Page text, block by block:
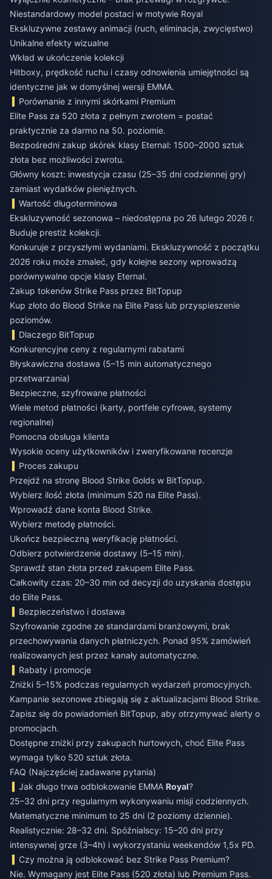
Niestandardowy model postaci w motywie Royal
Ekskluzywne zestawy animacji (ruch, eliminacja, zwycięstwo)
Unikalne efekty wizualne
Wkład w ukończenie kolekcji
Hitboxy, prędkość ruchu i czasy odnowienia umiejętności są
identyczne jak w domyślnej wersji EMMA.
Porównanie z innymi skórkami Premium
Elite Pass za 520 złota z pełnym zwrotem = postać
praktycznie za darmo na 50. poziomie.
Bezpośredni zakup skórek klasy Eternal: 1500–2000 sztuk
złota bez możliwości zwrotu.
Główny koszt: inwestycja czasu (25–35 dni codziennej gry)
zamiast wydatków pieniężnych.
Wartość długoterminowa
Ekskluzywność sezonowa – niedostępna po 26 lutego 2026 r.
Buduje prestiż kolekcji.
Konkuruje z przyszłymi wydaniami. Ekskluzywność z początku
2026 roku może zmaleć, gdy kolejne sezony wprowadzą
porównywalne opcje klasy Eternal.
Zakup tokenów Strike Pass przez BitTopup
Kup złoto do Blood Strike na Elite Pass lub przyspieszenie
poziomów.
Dlaczego BitTopup
Konkurencyjne ceny z regularnymi rabatami
Błyskawiczna dostawa (5–15 min automatycznego
przetwarzania)
Bezpieczne, szyfrowane płatności
Wiele metod płatności (karty, portfele cyfrowe, systemy
regionalne)
Pomocna obsługa klienta
Wysokie oceny użytkowników i zweryfikowane recenzje
Proces zakupu
Przejdź na stronę Blood Strike Golds w BitTopup.
Wybierz ilość złota (minimum 520 na Elite Pass).
Wprowadź dane konta Blood Strike.
Wybierz metodę płatności.
Ukończ bezpieczną weryfikację płatności.
Odbierz potwierdzenie dostawy (5–15 min).
Sprawdź stan złota przed zakupem Elite Pass.
Całkowity czas: 20–30 min od decyzji do uzyskania dostępu
do Elite Pass.
Bezpieczeństwo i dostawa
Szyfrowanie zgodne ze standardami branżowymi, brak
przechowywania danych płatniczych. Ponad 95% zamówień
realizowanych jest przez kanały automatyczne.
Rabaty i promocje
Zniżki 5–15% podczas regularnych wydarzeń promocyjnych.
Kampanie sezonowe zbiegają się z aktualizacjami Blood Strike.
Zapisz się do powiadomień BitTopup, aby otrzymywać alerty o
promocjach.
Dostępne zniżki przy zakupach hurtowych, choć Elite Pass
wymaga tylko 520 sztuk złota.
FAQ (Najczęściej zadawane pytania)
Jak długo trwa odblokowanie EMMA Royal?
25–32 dni przy regularnym wykonywaniu misji codziennych.
Matematyczne minimum to 25 dni (2 poziomy dziennie).
Realistycznie: 28–32 dni. Spóźnialscy: 15–20 dni przy
intensywnej grze (3–4h) i wykorzystaniu weekendów 1,5x PD.
Czy można ją odblokować bez Strike Pass Premium?
Nie. Wymagany jest Elite Pass (520 złota) lub Premium Pass.